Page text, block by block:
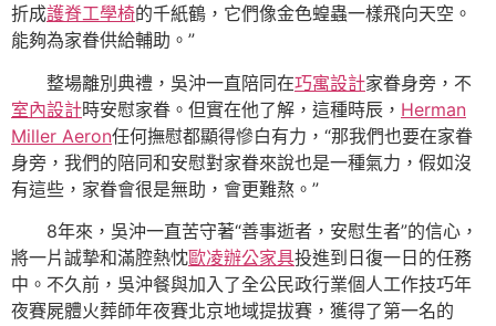
折成護脊工學椅的千紙鶴，它們像金色蝗蟲一樣飛向天空。
能夠為家眷供給輔助。”
整場離別典禮，吳沖一直陪同在巧寓設計家眷身旁，不
室內設計時安慰家眷。但實在他了解，這種時辰， Herman
Miller Aeron任何撫慰都顯得慘白有力，“那我們也要在家眷
身旁，我們的陪同和安慰對家眷來說也是一種氣力，假如沒
有這些，家眷會很是無助，會更難熬。”
8年來，吳沖一直苦守著“善事逝者，安慰生者”的信心，
將一片誠摯和滿腔熱忱歐凌辦公家具投進到日復一日的任務
中。不久前，吳沖餐與加入了全公民政行業個人工作技巧年
夜賽屍體火葬師年夜賽北京地域提拔賽，獲得了第一名的